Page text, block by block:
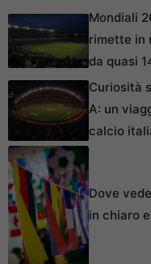
Mondiali
rimette in
da quasi
Curiosità
A: un
calcio
Dove
in chiaro